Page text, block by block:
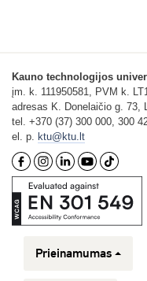
Kauno technologijos
įm. k. 111950581, PVM k.
adresas K. Donelaičio g. 73,
tel. +370 (37) 300 000, 300
el. p. ktu@ktu.lt
Prieinamumas